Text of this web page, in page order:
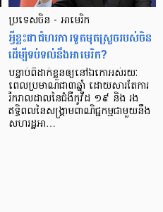
ប្រទេសចិន - អាមេរិក
អ្វីខ្លះជាជំហរការទូតមុតស្រួចរបស់ចិន
ដើម្បីទប់ទល់នឹងអាមេរិក?
បន្ទាប់ពីដាក់ខ្លួនឲ្យនៅឯកោអស់រយៈ
ពេលប្រមាណជា៣ឆ្នាំ ដោយសារតែការ
រីករាលដាលនៃជំងឺកូវីដ ១៩ និង រង
ឥទ្ធិពលនៃសង្រ្គាមពាណិជ្ជកម្មជាមួយនឹង
សហរដ្ឋអា…